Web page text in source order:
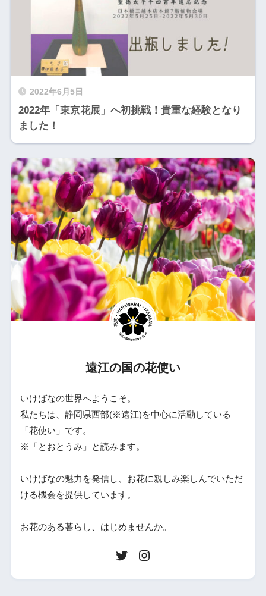
2022年6月5日
2022年「東京花展」へ初挑戦！貴重な経験となり
ました！
遠江の国の花使い
いけばなの世界へようこそ。
私たちは、静岡県西部(※遠江)を中心に活動している
「花使い」です。
※「とおとうみ」と読みます。
いけばなの魅力を発信し、お花に親しみ楽しんでいただ
ける機会を提供しています。
お花のある暮らし、はじめませんか。